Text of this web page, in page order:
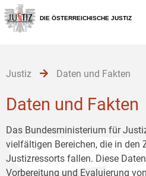
Zur
Hauptnavigation
[1]
Zum
Inhalt
[2]
Zum
Untermenü
[3]
DIE ÖSTERREICHISCHE JUSTIZ
Justiz Daten und Fakten
Daten und Fakten
Das Bundesministerium für
vielfältigen Bereichen, die in den
Justizressorts fallen. Diese
Vorbereitung und Evaluierung